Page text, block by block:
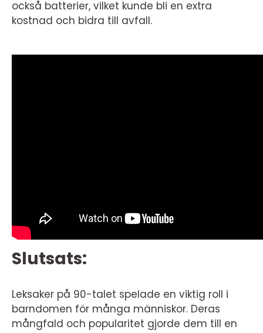
också batterier, vilket kunde bli en extra
kostnad och bidra till avfall.
Slutsats:
Leksaker på 90-talet spelade en viktig roll i
barndomen för många människor. Deras
mångfald och popularitet gjorde dem till en